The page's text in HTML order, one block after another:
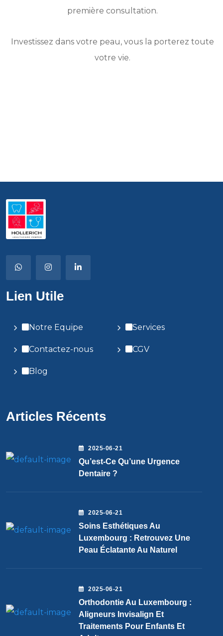
première consultation.
Investissez dans votre peau, vous la porterez toute
votre vie.
Lien Utile
Notre Equipe Services
Contactez-nous CGV
Blog
Articles Récents
2025-06-21
Qu’est-Ce Qu’une Urgence
Dentaire ?
2025-06-21
Soins Esthétiques Au
Luxembourg : Retrouvez Une
Peau Éclatante Au Naturel
2025-06-21
Orthodontie Au Luxembourg :
Aligneurs Invisalign Et
Traitements Pour Enfants Et